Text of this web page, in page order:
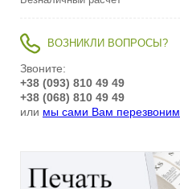
ВОЗНИКЛИ ВОПРОСЫ?
Звоните:
+38 (093) 810 49 49
+38 (068) 810 49 49
или мы сами Вам перезвоним